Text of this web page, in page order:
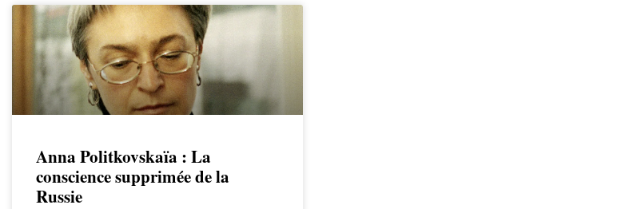
Anna Politkovskaïa : La
conscience supprimée de la
Russie